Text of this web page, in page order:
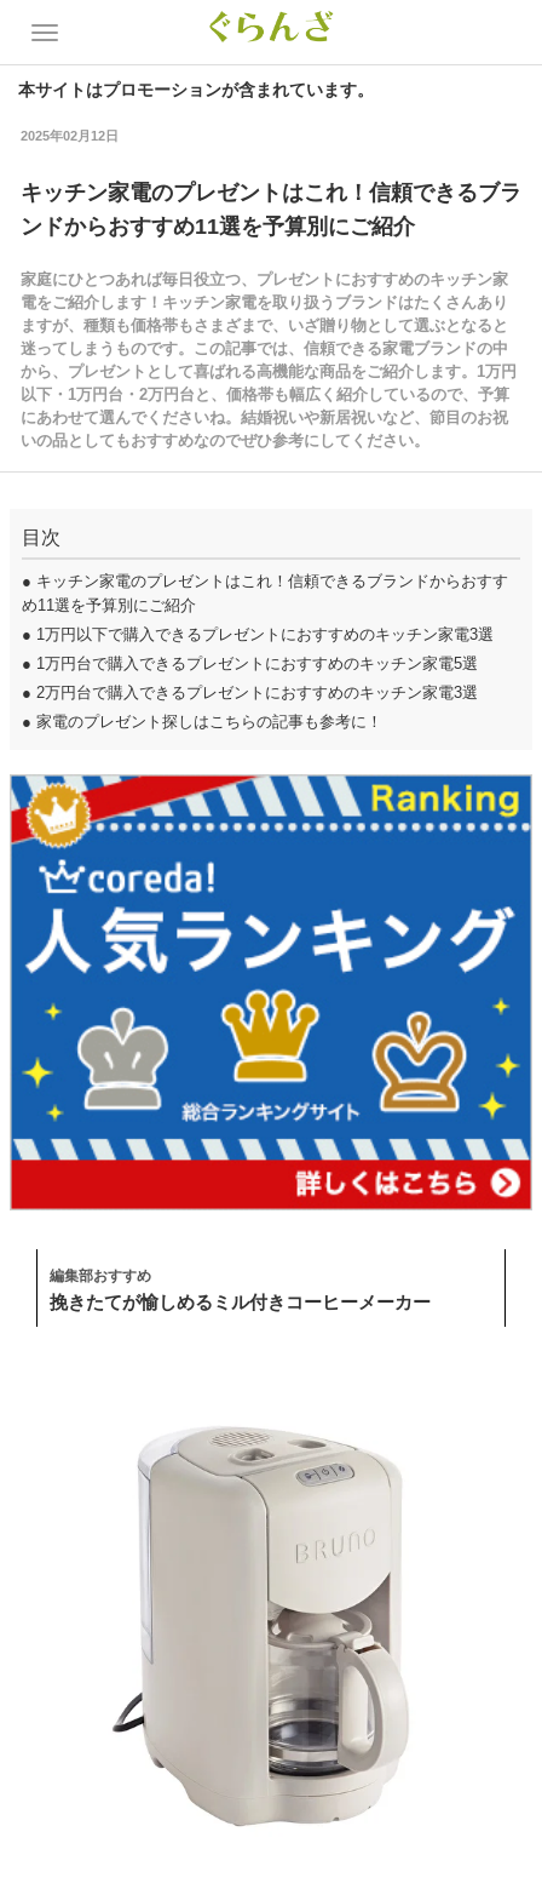
本サイトはプロモーションが含まれています。
2025年02月12日
キッチン家電のプレゼントはこれ！信頼できるブラ
ンドからおすすめ11選を予算別にご紹介
家庭にひとつあれば毎日役立つ、プレゼントにおすすめのキッチン家
電をご紹介します！キッチン家電を取り扱うブランドはたくさんあり
ますが、種類も価格帯もさまざまで、いざ贈り物として選ぶとなると
迷ってしまうものです。この記事では、信頼できる家電ブランドの中
から、プレゼントとして喜ばれる高機能な商品をご紹介します。1万円
以下・1万円台・2万円台と、価格帯も幅広く紹介しているので、予算
にあわせて選んでくださいね。結婚祝いや新居祝いなど、節目のお祝
いの品としてもおすすめなのでぜひ参考にしてください。
目次
● キッチン家電のプレゼントはこれ！信頼できるブランドからおすす
め11選を予算別にご紹介
● 1万円以下で購入できるプレゼントにおすすめのキッチン家電3選
● 1万円台で購入できるプレゼントにおすすめのキッチン家電5選
● 2万円台で購入できるプレゼントにおすすめのキッチン家電3選
● 家電のプレゼント探しはこちらの記事も参考に！
編集部おすすめ
挽きたてが愉しめるミル付きコーヒーメーカー